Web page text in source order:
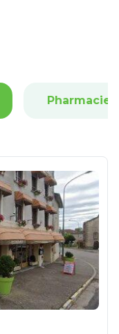
Pharmacies